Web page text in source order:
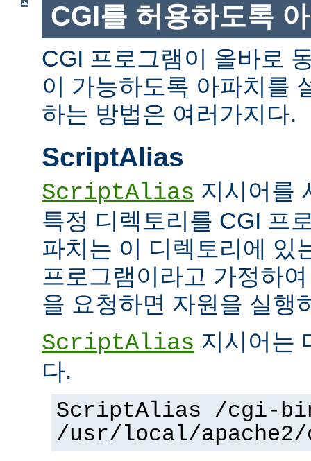
CGI를 허용하도록
CGI 프로그램이 올바로
이 가능하도록 아파치를
하는 방법은 여러가지다.
ScriptAlias
ScriptAlias 지시어를
특정 디렉토리를 CGI 프
파치는 이 디렉토리에 있
프로그램이라고 가정하
을 요청하면 자원을 실행
ScriptAlias 지시어는
다.
ScriptAlias /cgi-
/usr/local/